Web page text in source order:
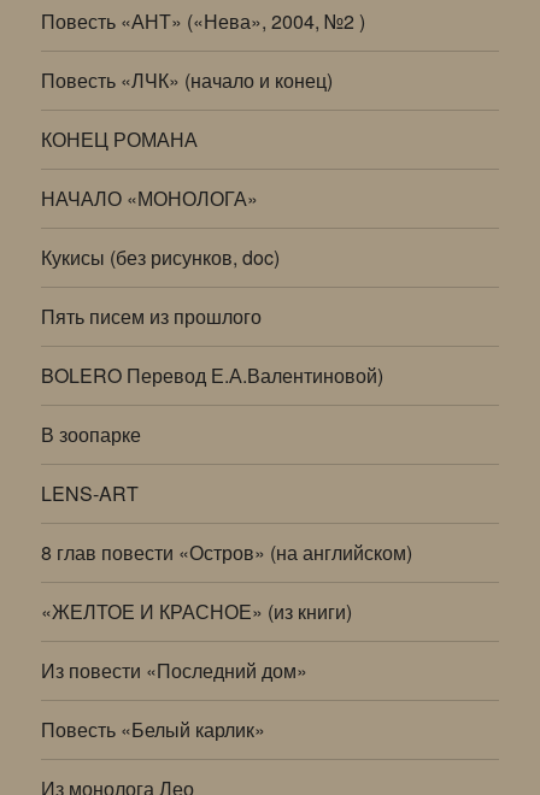
Повесть «АНТ» («Нева», 2004, №2 )
Повесть «ЛЧК» (начало и конец)
КОНЕЦ РОМАНА
НАЧАЛО «МОНОЛОГА»
Кукисы (без рисунков, doc)
Пять писем из прошлого
BOLERO Перевод Е.А.Валентиновой)
В зоопарке
LENS-ART
8 глав повести «Остров» (на английском)
«ЖЕЛТОЕ И КРАСНОЕ» (из книги)
Из повести «Последний дом»
Повесть «Белый карлик»
Из монолога Лео